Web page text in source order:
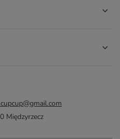
Międzyrzecz